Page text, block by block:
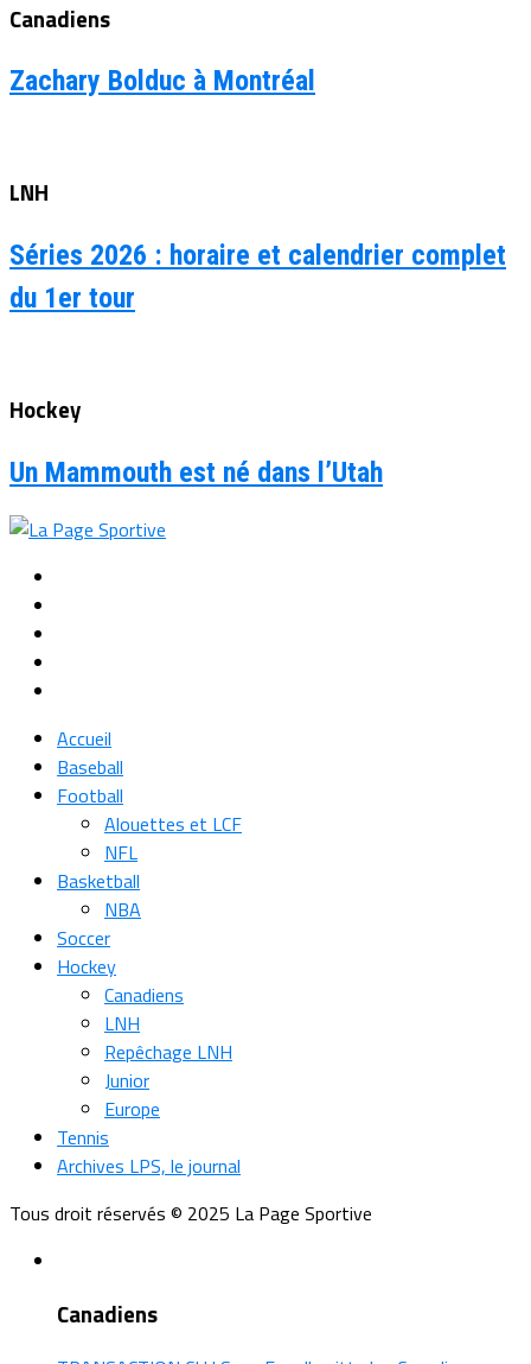
Canadiens
Zachary Bolduc à Montréal
LNH
Séries 2026 : horaire et calendrier complet
du 1er tour
Hockey
Un Mammouth est né dans l’Utah
Accueil
Baseball
Football
Alouettes et LCF
NFL
Basketball
NBA
Soccer
Hockey
Canadiens
LNH
Repêchage LNH
Junior
Europe
Tennis
Archives LPS, le journal
Tous droit réservés © 2025 La Page Sportive
Canadiens